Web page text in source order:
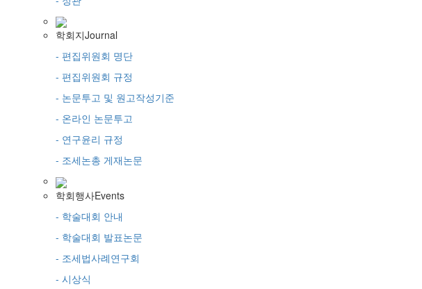
학회지Journal
- 편집위원회 명단
- 편집위원회 규정
- 논문투고 및 원고작성기준
- 온라인 논문투고
- 연구윤리 규정
- 조세논총 게재논문
학회행사Events
- 학술대회 안내
- 학술대회 발표논문
- 조세법사례연구회
- 시상식